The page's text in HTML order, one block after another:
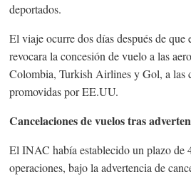
deportados.
El viaje ocurre dos días después de
revocara la concesión de vuelo a las
Colombia, Turkish Airlines y Gol, a las
promovidas por EE.UU.
Cancelaciones de vuelos tras
El INAC había establecido un plazo de
operaciones, bajo la advertencia de